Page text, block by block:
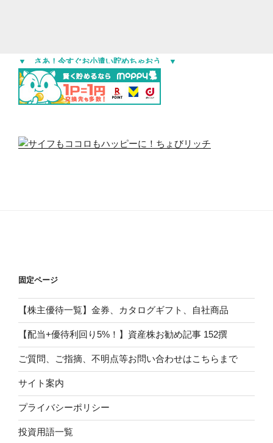
▼ さあ！今すぐお小遣い貯めちゃおう ▼
固定ページ
【株主優待一覧】金券、カタログギフト、自社商品
【配当+優待利回り5%！】資産株お勧め記事 152撰
ご質問、ご指摘、不明点等お問い合わせはこちらまで
サイト案内
プライバシーポリシー
投資用語一覧